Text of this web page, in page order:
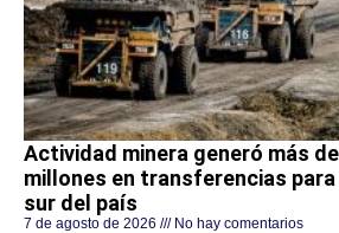
Actividad minera generó más
millones en transferencias
sur del país
7 de agosto de 2026 No hay comentarios